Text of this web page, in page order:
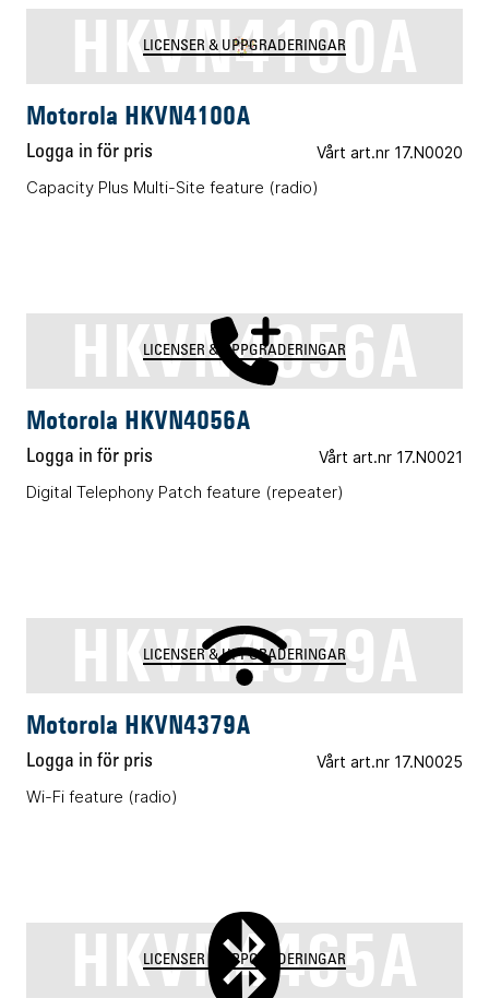
HKVN4100A
LICENSER & UPPGRADERINGAR
Motorola HKVN4100A
Logga in för pris Vårt art.nr 17.N0020
Capacity Plus Multi-Site feature (radio)
HKVN4056A
LICENSER & UPPGRADERINGAR
Motorola HKVN4056A
Logga in för pris Vårt art.nr 17.N0021
Digital Telephony Patch feature (repeater)
HKVN4379A
LICENSER & UPPGRADERINGAR
Motorola HKVN4379A
Logga in för pris Vårt art.nr 17.N0025
Wi-Fi feature (radio)
HKVN4465A
LICENSER & UPPGRADERINGAR